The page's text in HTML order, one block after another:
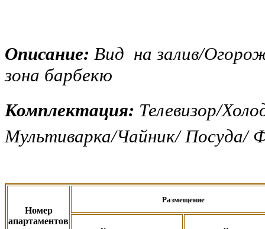
Описание: Вид на залив/
зона барбекю
Комплектация: Телевизор/
Мультиварка/Чайник/ Посуда/
Номер
апартаментов
Размещение